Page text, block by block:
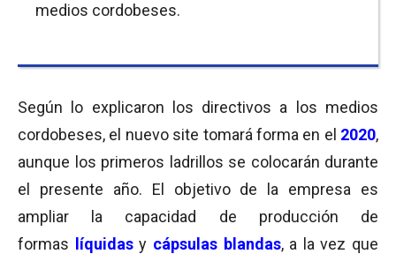
medios cordobeses.
Según lo explicaron los directivos a los medios
cordobeses, el nuevo site tomará forma en el 2020,
aunque los primeros ladrillos se colocarán durante
el presente año. El objetivo de la empresa es
ampliar la capacidad de producción de
formas
líquidasy cápsulas blandas, a la vez que